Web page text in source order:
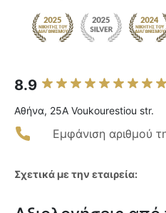
8.9
Αθήνα, 25A Voukourestiou str.
Εμφάνιση αριθμού
Σχετικά με την εταιρεία: